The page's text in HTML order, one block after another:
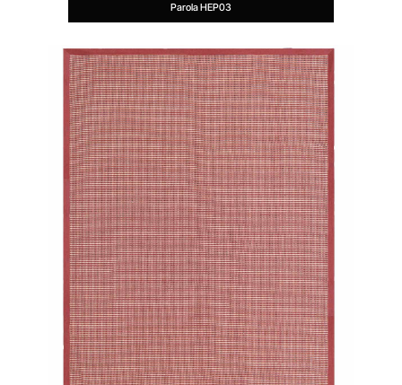
Parola HEP03